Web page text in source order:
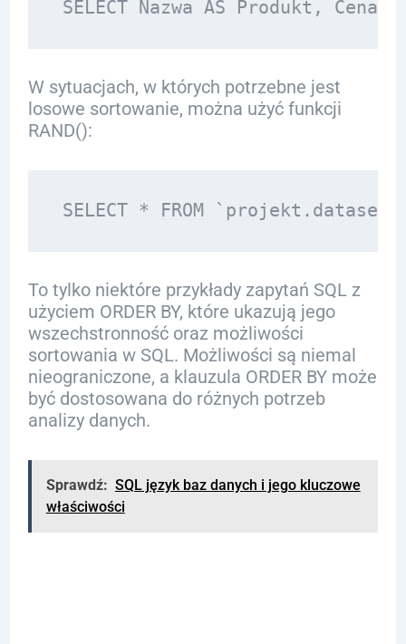
W sytuacjach, w których potrzebne jest
losowe sortowanie, można użyć funkcji
RAND():
To tylko niektóre przykłady zapytań SQL z
użyciem ORDER BY, które ukazują jego
wszechstronność oraz możliwości
sortowania w SQL. Możliwości są niemal
nieograniczone, a klauzula ORDER BY może
być dostosowana do różnych potrzeb
analizy danych.
Sprawdź: SQL język baz danych i jego kluczowe
właściwości